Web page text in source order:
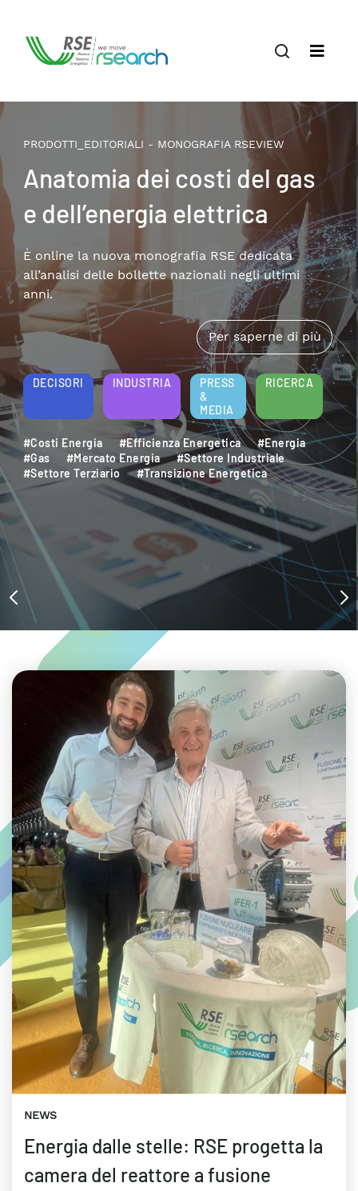
PRODOTTI_EDITORIALI - MONOGRAFIA RSEVIEW
Il terziario privato nella
transizione energetica:
patrimonio edilizio,
consumi e soluzioni
Disponibile online la nuova monografia RSE che
approfondisce i temi della riqualificazione
energetica e della sostenibilità aziendale.
Per saperne di più
DECISORI INDUSTRIA
PRESS
&
MEDIA
RICERCA
#Decarbonizzazione
#Efficienza Energetica
#Settore Industriale
#Settore Terziario
#Sostenibilità Ambientale
#Sviluppo Sostenibile
#Transizione Energetica
NEWS
Energia dalle stelle: RSE progetta la
camera del reattore a fusione